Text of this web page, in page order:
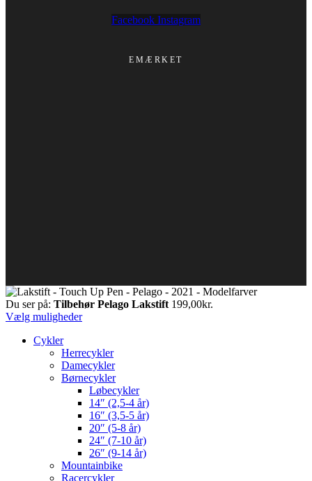
Facebook Instagram
EMÆRKET
Du ser på: Tilbehør Pelago Lakstift 199,00kr.
Vælg muligheder
Cykler
Herrecykler
Damecykler
Børnecykler
Løbecykler
14″ (2,5-4 år)
16″ (3,5-5 år)
20″ (5-8 år)
24″ (7-10 år)
26″ (9-14 år)
Mountainbike
Racercykler